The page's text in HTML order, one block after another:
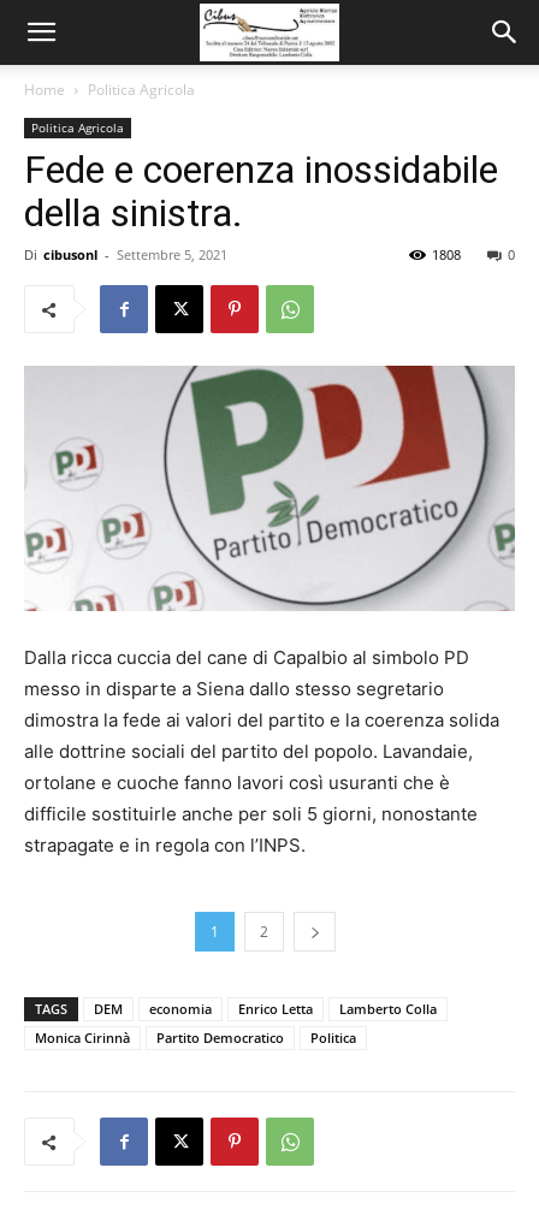
Home Politica Agricola
Politica Agricola
Fede e coerenza inossidabile
della sinistra.
Di cibusonl - Settembre 5, 2021 0
1808
Dalla ricca cuccia del cane di Capalbio al simbolo PD
messo in disparte a Siena dallo stesso segretario
dimostra la fede ai valori del partito e la coerenza solida
alle dottrine sociali del partito del popolo. Lavandaie,
ortolane e cuoche fanno lavori così usuranti che è
difficile sostituirle anche per soli 5 giorni, nonostante
strapagate e in regola con l’INPS.
1 2
TAGS DEM economia Enrico Letta
Lamberto Colla
Monica Cirinnà
Partito Democratico Politica